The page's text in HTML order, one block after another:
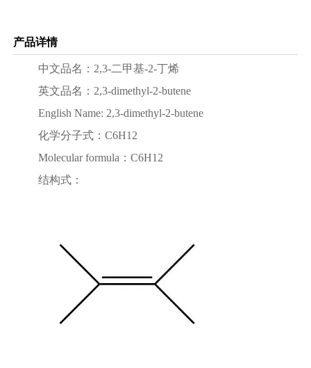
产品详情
中文品名：2,3-二甲基-2-丁烯
英文品名：2,3-dimethyl-2-butene
English Name: 2,3-dimethyl-2-butene
化学分子式：C6H12
Molecular formula：C6H12
结构式：